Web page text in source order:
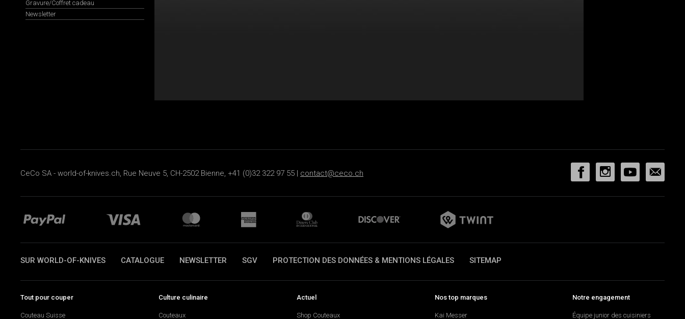
Gravure/Coffret cadeau
Newsletter
CeCo SA - world-of-knives.ch, Rue Neuve 5, CH-2502 Bienne, +41 (0)32 322 97 55 | contact@ceco.ch
SUR WORLD-OF-KNIVES CATALOGUE NEWSLETTER SGV PROTECTION DES DONNÉES & MENTIONS LÉGALES SITEMAP
Tout pour couper
Couteau Suisse
Culture culinaire
Couteaux
Actuel
Shop Couteaux
Nos top marques
Kai Messer
Notre engagement
Équipe junior des cuisiniers